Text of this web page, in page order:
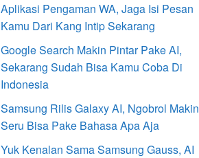
Aplikasi Pengaman WA, Jaga Isi Pesan
Kamu Dari Kang Intip Sekarang
Google Search Makin Pintar Pake AI,
Sekarang Sudah Bisa Kamu Coba Di
Indonesia
Samsung Rilis Galaxy AI, Ngobrol Makin
Seru Bisa Pake Bahasa Apa Aja
Yuk Kenalan Sama Samsung Gauss, AI